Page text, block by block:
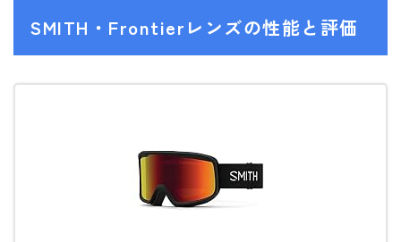
SMITH・Frontierレンズの性能と評価